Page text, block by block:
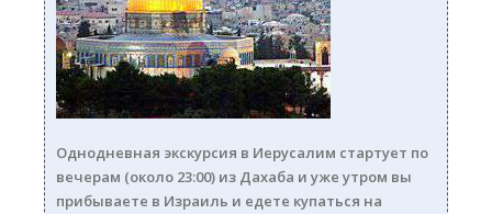
Однодневная экскурсия в Иерусалим стартует по
вечерам (около 23:00) из Дахаба и уже утром вы
прибываете в Израиль и едете купаться на